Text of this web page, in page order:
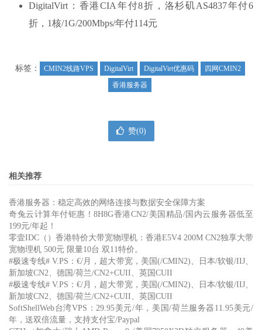
DigitalVirt：香港CIA年付8折，洛杉矶AS4837年付6
折，1核/1G/200Mbps/年付114元
标签： CMIN2线路VPS DigitalVirt DigitalVirt优惠码
四网CMIN2
香港服务器
赞(0)
相关推荐
香港服务器：稳定高效的网络连接与数据安全保障方案
奇兔云计算年付钜惠！8H8G香港CN2/美国精品/国内云服务器低至
199元/年起！
零壹IDC（）香港特价大带宽物理机：香港E5V4 200M CN2独享大带
宽物理机 500元 限量10台 双11特价。
#极速专线# V.PS：€/月，超大带宽，美国(/CMIN2)、日本/软银/IIJ、
新加坡CN2、德国/荷兰/CN2+CUII、英国CUII
#极速专线# V.PS：€/月，超大带宽，美国(/CMIN2)、日本/软银/IIJ、
新加坡CN2、德国/荷兰/CN2+CUII、英国CUII
SoftShellWeb台湾VPS：29.95美元/年，美国/荷兰服务器11.95美元/
年，送双倍流量，支持支付宝/Paypal